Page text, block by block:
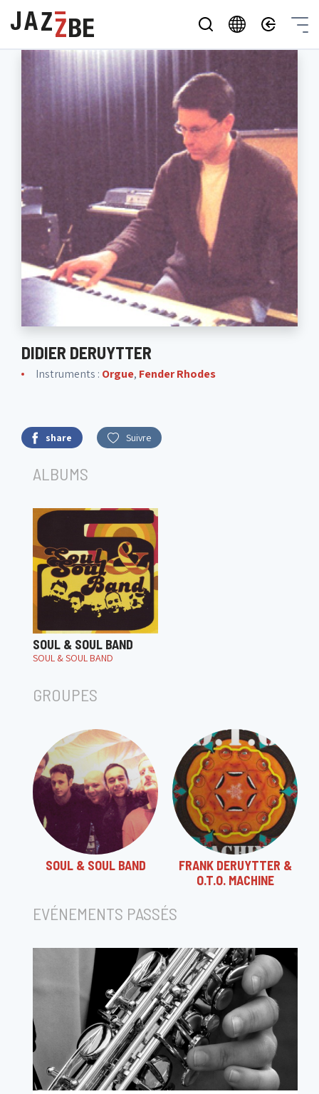
DIDIER DERUYTTER
Instruments : Orgue, Fender Rhodes
share Suivre
ALBUMS
SOUL & SOUL BAND
SOUL & SOUL BAND
GROUPES
SOUL & SOUL BAND
FRANK DERUYTTER &
O.T.O. MACHINE
EVÉNEMENTS PASSÉS